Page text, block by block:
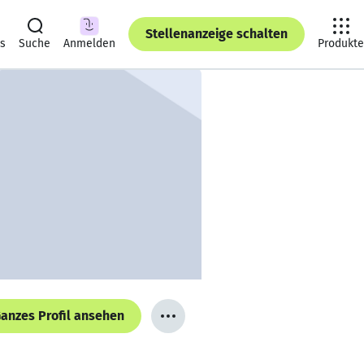
Suche Anmelden
Stellenanzeige schalten
Produkte
Profil ansehen